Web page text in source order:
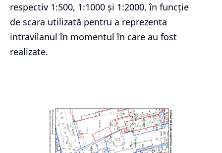
respectiv 1:500, 1:1000 și 1:2000, în funcție
de scara utilizată pentru a reprezenta
intravilanul în momentul în care au fost
realizate.